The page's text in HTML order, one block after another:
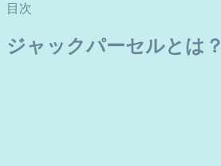
目次
ジャックパーセルとは？